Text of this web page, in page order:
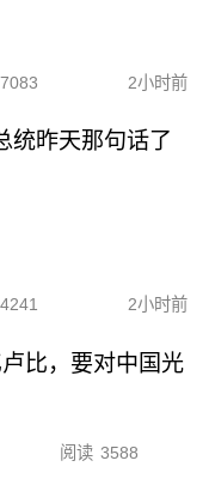
7083 2小时前
统昨天那句话了
4241 2小时前
比，要对中国光
阅读 3588